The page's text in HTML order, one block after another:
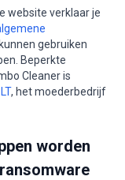
website verklaar je
gebruiken
Beperkte
Cleaner is
, het moederbedrijf
worden